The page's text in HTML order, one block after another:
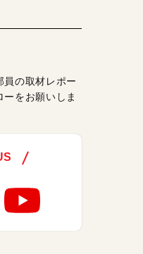
員の取材レポー
ーをお願いしま